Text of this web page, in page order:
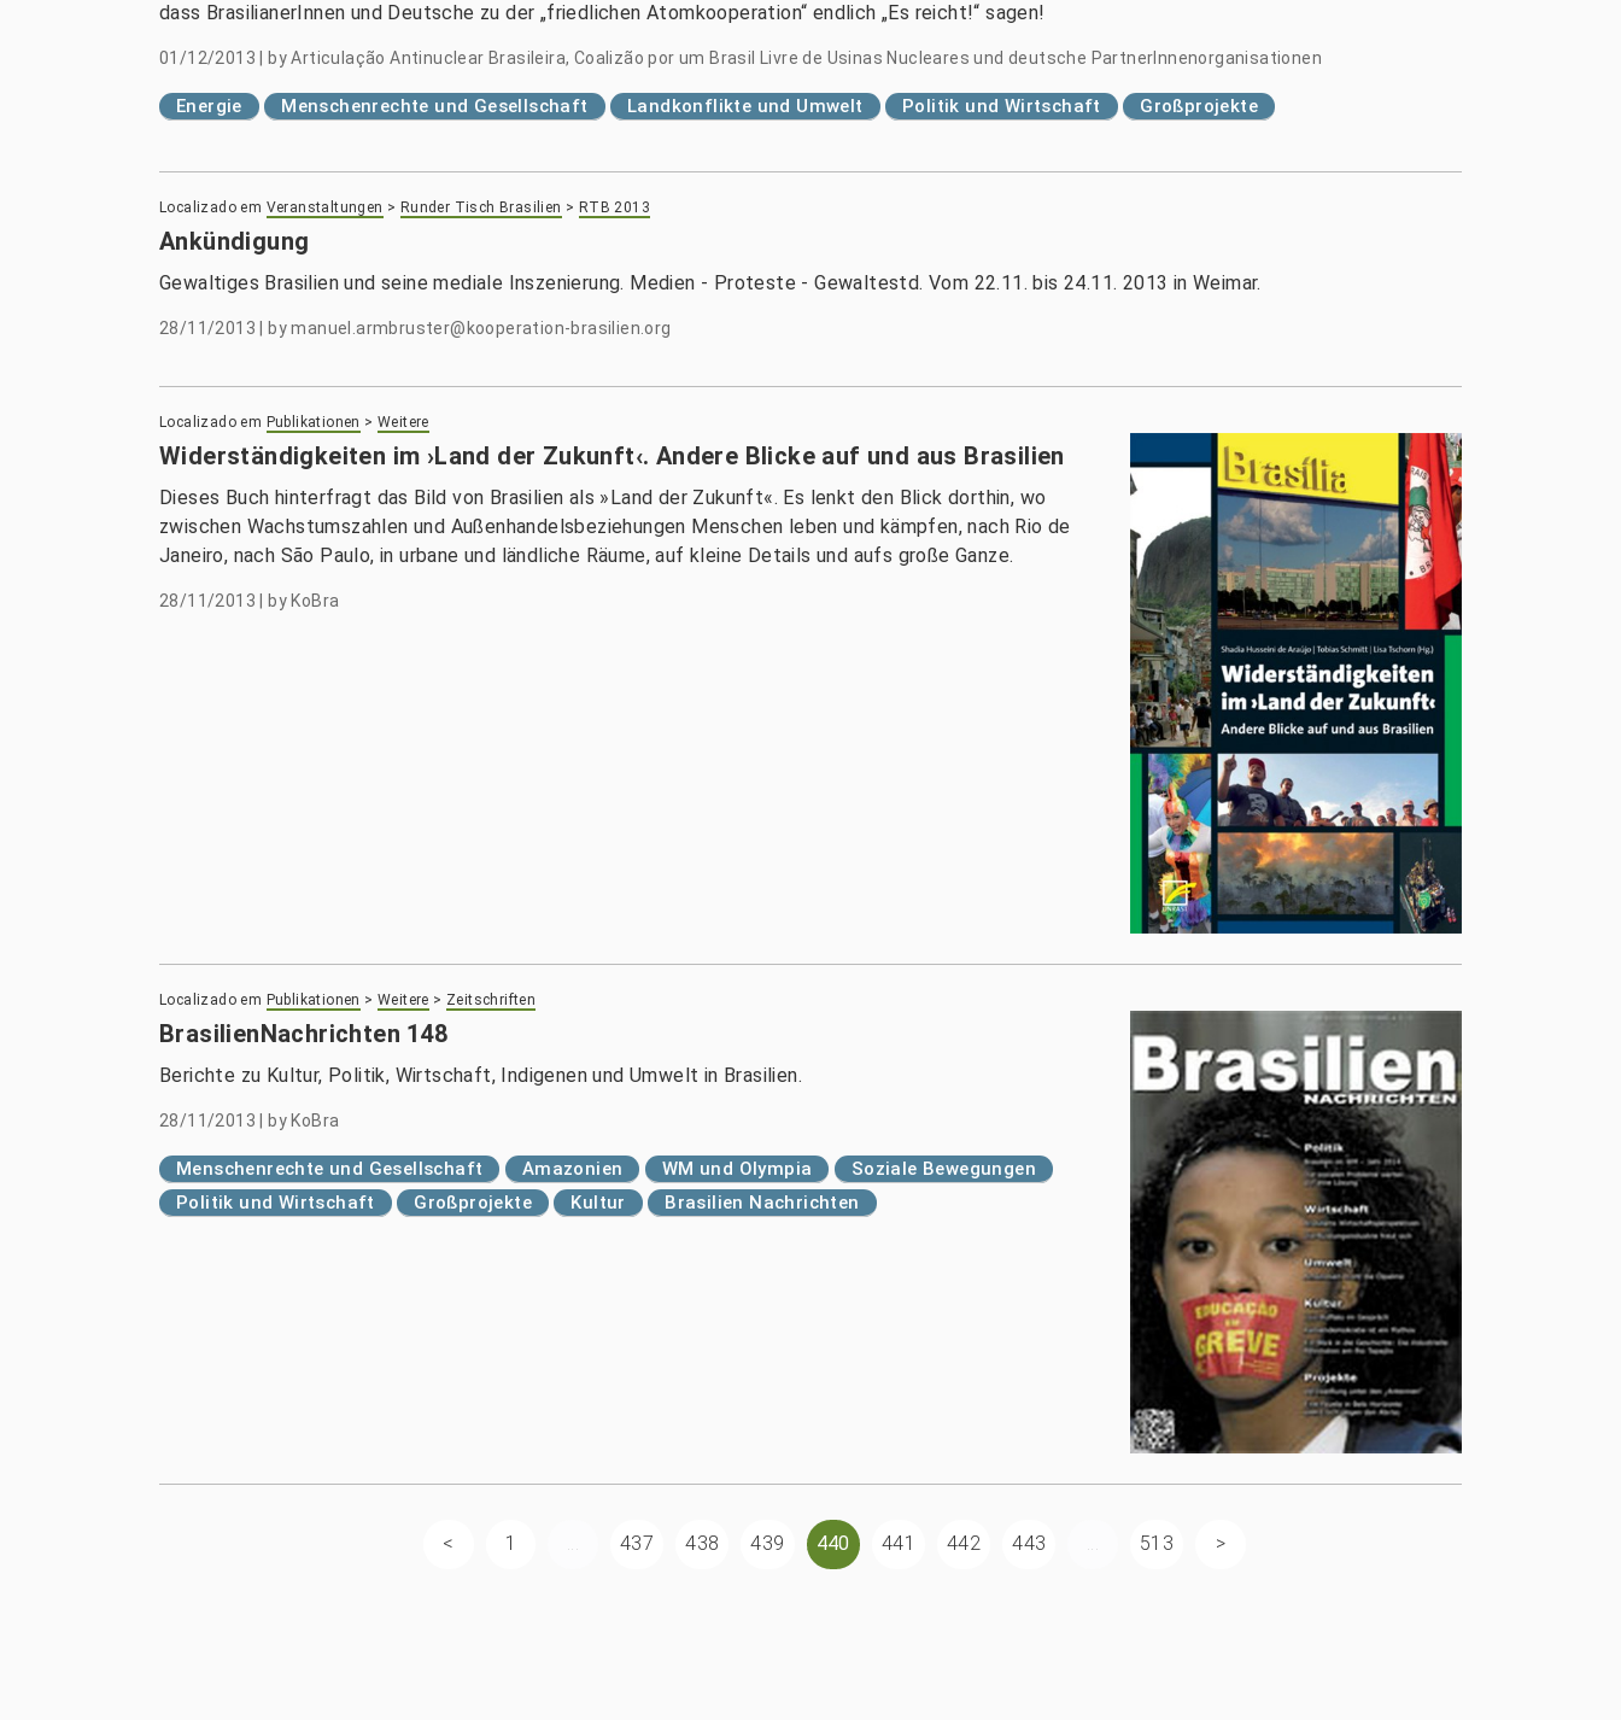
dass BrasilianerInnen und Deutsche zu der „friedlichen Atomkooperation“ endlich „Es reicht!“ sagen!
01/12/2013 byArticulação Antinuclear Brasileira, Coalizão por um Brasil Livre de Usinas Nucleares und deutsche PartnerInnenorganisationen
Energie Menschenrechte und Gesellschaft Landkonflikte und Umwelt Politik und Wirtschaft Großprojekte
Localizado em Veranstaltungen > Runder Tisch Brasilien > RTB 2013
Ankündigung
Gewaltiges Brasilien und seine mediale Inszenierung. Medien - Proteste - Gewaltestd. Vom 22.11. bis 24.11. 2013 in Weimar.
28/11/2013 bymanuel.armbruster@kooperation-brasilien.org
Localizado em Publikationen >Weitere
Widerständigkeiten im ›Land der Zukunft‹. Andere Blicke auf und aus Brasilien
Dieses Buch hinterfragt das Bild von Brasilien als »Land der Zukunft«. Es lenkt den Blick dorthin, wo
zwischen Wachstumszahlen und Außenhandelsbeziehungen Menschen leben und kämpfen, nach Rio de
Janeiro, nach São Paulo, in urbane und ländliche Räume, auf kleine Details und aufs große Ganze.
28/11/2013 by KoBra
Localizado em Publikationen >Weitere > Zeitschriften
BrasilienNachrichten 148
Berichte zu Kultur, Politik, Wirtschaft, Indigenen und Umwelt in Brasilien.
28/11/2013 by KoBra
Menschenrechte und Gesellschaft Amazonien WM und Olympia
Soziale Bewegungen
Politik und Wirtschaft
Großprojekte Kultur Brasilien Nachrichten
1 ... 437 438 439 440 441 442 443 ... 513